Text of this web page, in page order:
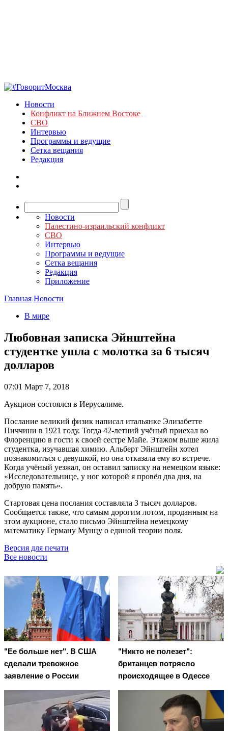
Новости
Конфликт на Ближнем Востоке
СВО
Интервью
Программы и ведущие
Сетка вещания
Редакция
Новости
Палестино-израильский конфликт
СВО
Интервью
Программы и ведущие
Сетка вещания
Редакция
Приложение
Главная Новости
В мире
Любовная записка Эйнштейна
студентке ушла с молотка за 6 тысяч
долларов
07:01 Март 7, 2018
Аукцион состоялся в Иерусалиме.
Послание великий физик написал итальянке Элизабетте
Пиччини в 1921 году. Тогда 42-летний учёный приехал во
Флоренцию в гости к своей сестре Майе. Этажом выше жила
студентка, изучавшая химию. Альберт Эйнштейн хотел
познакомиться с девушкой, но она отказала ему во встрече.
Когда учёный уезжал, он оставил записку на немецком языке:
«Исследовательнице, у ног которой я провёл два дня, на
добрую память».
Стартовая цена послания составляла 3 тысяч долларов.
Сообщается также, что самым дорогим лотом, проданным на
этом аукционе, стало письмо Эйнштейна немецкому
математику Герману Мунцу о единой теории поля.
Версия для печати
Все новости
"Ее больше нет". В США
сделали тревожное
заявление о России
"Никто не полезет":
британцев потрясло
происходящее в Одессе